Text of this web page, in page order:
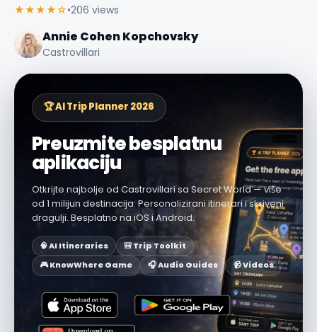
★★★★☆•206 views
Annie Cohen Kopchovsky
Castrovillari
🏆 AI Trip Planner 2026
Preuzmite besplatnu
aplikaciju
Otkrijte najbolje od Castrovillari sa Secret World — više
od 1 milijun destinacija. Personalizirani itinerari i skriveni
dragulji. Besplatno na iOS i Android.
🧠 AI Itineraries
🎒 Trip Toolkit
🎮 KnowWhere Game
🎧 Audio Guides 📹 Videos